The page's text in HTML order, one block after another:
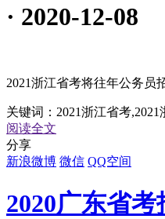
· 2020-12-08
2021浙江省考将往年公务员
关键词： 2021浙江省考
阅读全文
分享
新浪微博 微信 QQ空间
2020广东省考